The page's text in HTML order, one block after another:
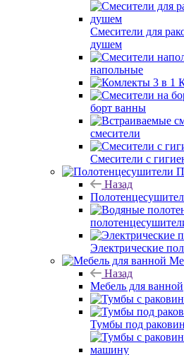
Смесители для
душем
напольные
борт ванны
смесители
Смесители с
Назад
Электрические
Назад
Мебель для ванной
Тумбы под